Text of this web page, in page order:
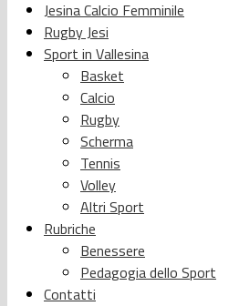
Jesina Calcio Femminile
Rugby Jesi
Sport in Vallesina
Basket
Calcio
Rugby
Scherma
Tennis
Volley
Altri Sport
Rubriche
Benessere
Pedagogia dello Sport
Contatti